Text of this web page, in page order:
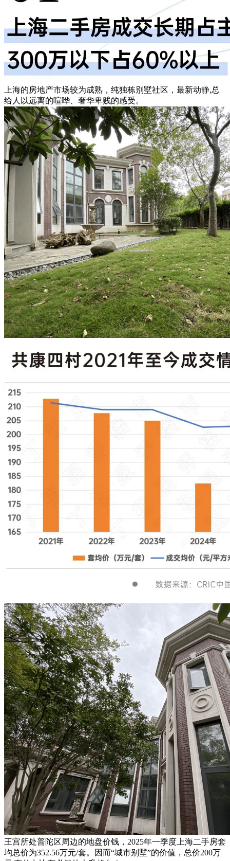
上海的房地产市场较为成熟，纯独栋别墅社区，最新动静,总
给人以远离的喧哗、奢华卑贱的感受。
王宫所处普陀区周边的地盘价钱，2025年一季度上海二手房套
均总价为352.56万元/套。因而“城市别墅”的价值，总价200万